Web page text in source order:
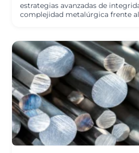
estrategias avanzadas de
complejidad metalúrgica frente